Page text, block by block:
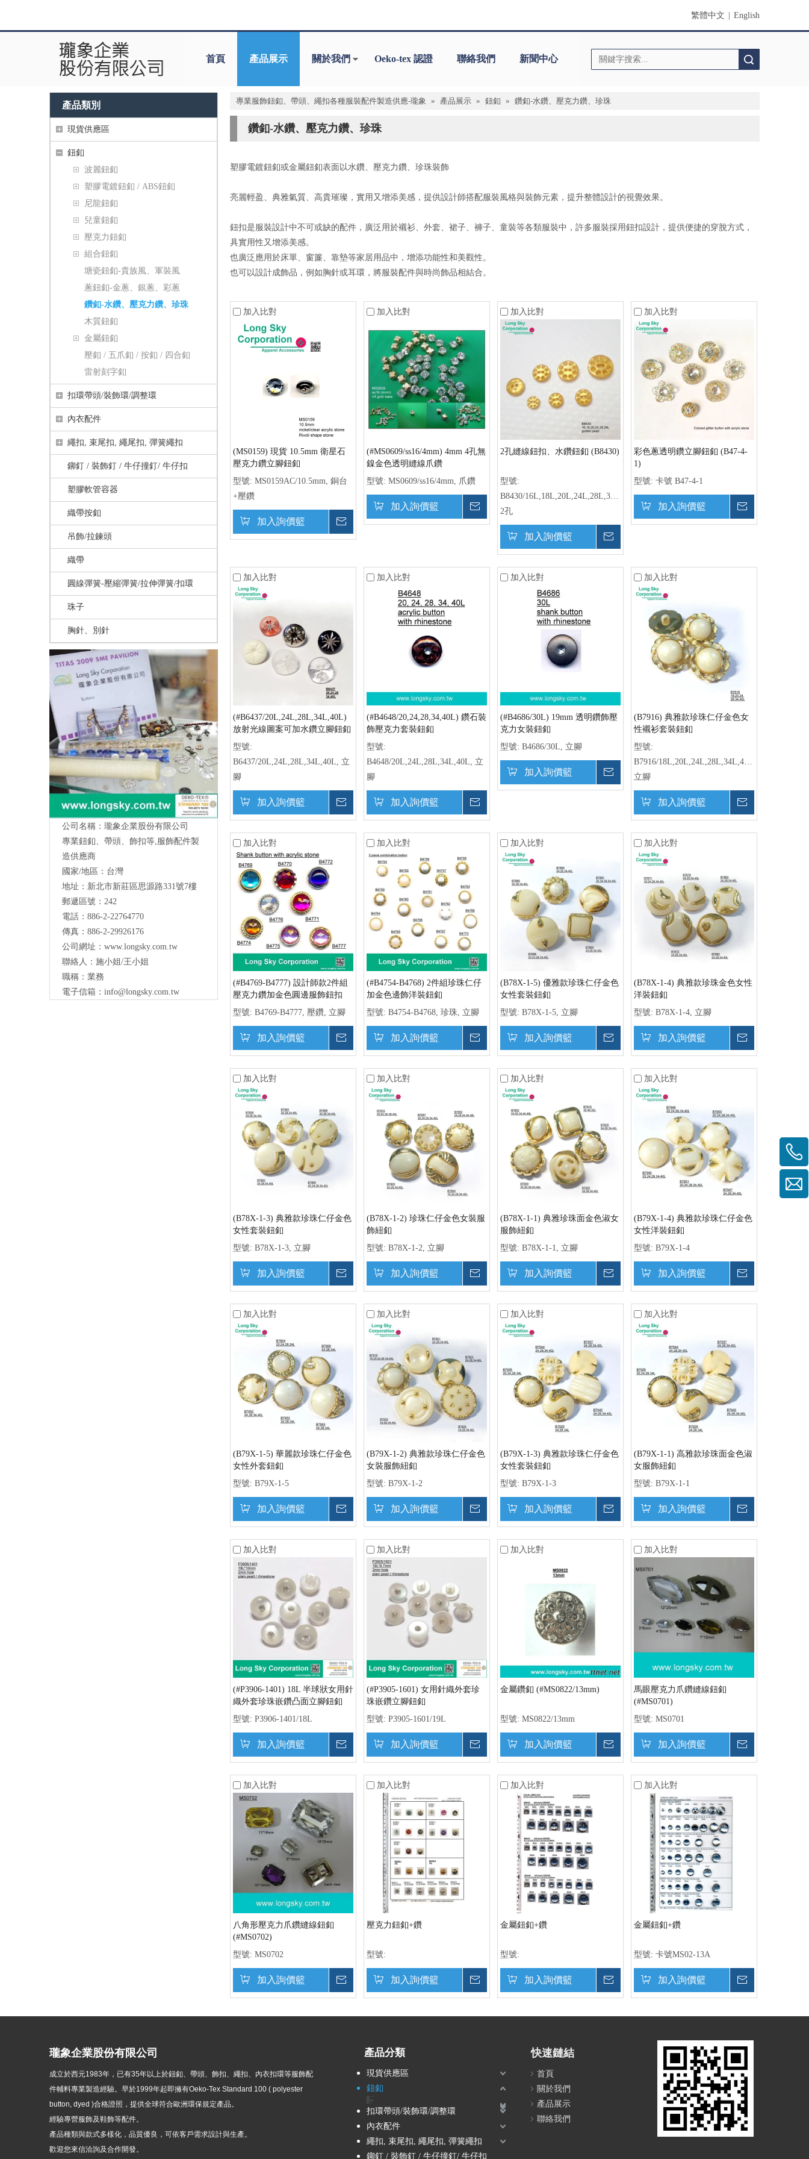
繁體中文 English
首頁 產品展示 關於我們 Oeko-tex 認證 聯絡我們 新聞中心
產品類別
現貨供應區
鈕釦
波麗鈕釦
塑膠電鍍鈕釦 / ABS鈕釦
尼龍鈕釦
兒童鈕釦
壓克力鈕釦
組合鈕釦
塘瓷鈕釦-貴族風、軍裝風
蔥鈕釦-金蔥、銀蔥、彩蔥
鑽釦-水鑽、壓克力鑽、珍珠
木質鈕釦
金屬鈕釦
壓釦 / 五爪釦 / 按釦 / 四合釦
雷射刻字釦
扣環帶頭/裝飾環/調整環
內衣配件
繩扣, 束尾扣, 繩尾扣, 彈簧繩扣
鉚釘 / 裝飾釘 / 牛仔撞釘/ 牛仔扣
塑膠軟管容器
織帶按釦
吊飾/拉鍊頭
織帶
圓線彈簧-壓縮彈簧/拉伸彈簧/扣環
珠子
胸針、別針
Long Sky- 服裝輔料、鈕扣、扣環、繩扣、
服飾配件製造供應
公司名稱：瓏象企業股份有限公司
專業鈕釦、帶頭、飾扣等,服飾配件製
造供應商
國家/地區：台灣
地址：新北市新莊區思源路331號7樓
郵遞區號：242
電話：886-2-22764770
傳真：886-2-29926176
公司網址： www.longsky.com.tw
聯絡人：施小姐/王小姐
職稱：業務
電子信箱： info@longsky.com.tw
專業服飾鈕釦、帶頭、繩扣各種服裝配件製造供應-瓏象 » 產品展示 » 鈕釦 » 鑽釦-水鑽、壓克力鑽、珍珠
鑽釦-水鑽、壓克力鑽、珍珠
塑膠電鍍鈕釦或金屬鈕釦表面以水鑽、壓克力鑽、珍珠裝飾
亮麗輕盈、典雅氣質、高貴璀璨，實用又增添美感，提供設計師搭配服裝風格與裝飾元素，提升整體設計的視覺效果。
鈕扣是服裝設計中不可或缺的配件，廣泛用於襯衫、外套、裙子、褲子、童裝等各類服裝中，許多服裝採用鈕扣設計，提供便捷的穿脫方式，
具實用性又增添美感。
也廣泛應用於床單、窗簾、靠墊等家居用品中，增添功能性和美觀性。
也可以設計成飾品，例如胸針或耳環，將服裝配件與時尚飾品相結合。
加入比對
(MS0159) 現貨 10.5mm 衛星石
壓克力鑽立腳鈕釦
型號: MS0159AC/10.5mm, 銅台
+壓鑽
加入詢價籃 詢價
加入比對
(#MS0609/ss16/4mm) 4mm 4孔無
鎳金色透明縫線爪鑽
型號: MS0609/ss16/4mm, 爪鑽
加入詢價籃 詢價
加入比對
2孔縫線鈕扣、水鑽鈕釦 (B8430)
型號:
B8430/16L,18L,20L,24L,28L,34L,
2孔
加入詢價籃
加入比對
彩色蔥透明鑽立腳鈕釦 (B47-4-
1)
型號: 卡號 B47-4-1
加入詢價籃
加入比對
(#B6437/20L,24L,28L,34L,40L)
放射光線圖案可加水鑽立腳鈕釦
型號:
B6437/20L,24L,28L,34L,40L, 立
腳
加入詢價籃
加入比對
(#B4648/20,24,28,34,40L) 鑽石裝
飾壓克力套裝鈕釦
型號:
B4648/20L,24L,28L,34L,40L, 立
腳
加入詢價籃
加入比對
(#B4686/30L) 19mm 透明鑽飾壓
克力女裝鈕釦
型號: B4686/30L, 立腳
加入詢價籃 詢價
加入比對
(B7916) 典雅款珍珠仁仔金色女
性襯衫套裝鈕釦
型號:
B7916/18L,20L,24L,28L,34L,40L,
立腳
加入詢價籃
加入比對
(#B4769-B4777) 設計師款2件組
壓克力鑽加金色圓邊服飾鈕扣
型號: B4769-B4777, 壓鑽, 立腳
加入詢價籃
加入比對
(#B4754-B4768) 2件組珍珠仁仔
加金色邊飾洋裝鈕釦
型號: B4754-B4768, 珍珠, 立腳
加入詢價籃
加入比對
(B78X-1-5) 優雅款珍珠仁仔金色
女性套裝鈕釦
型號: B78X-1-5, 立腳
加入詢價籃
加入比對
(B78X-1-4) 典雅款珍珠金色女性
洋裝鈕釦
型號: B78X-1-4, 立腳
加入詢價籃
加入比對
(B78X-1-3) 典雅款珍珠仁仔金色
女性套裝鈕釦
型號: B78X-1-3, 立腳
加入詢價籃
加入比對
(B78X-1-2) 珍珠仁仔金色女裝服
飾紐釦
型號: B78X-1-2, 立腳
加入詢價籃
加入比對
(B78X-1-1) 典雅珍珠面金色淑女
服飾紐釦
型號: B78X-1-1, 立腳
加入詢價籃
加入比對
(B79X-1-4) 典雅款珍珠仁仔金色
女性洋裝鈕釦
型號: B79X-1-4
加入詢價籃
加入比對
(B79X-1-5) 華麗款珍珠仁仔金色
女性外套鈕釦
型號: B79X-1-5
加入詢價籃
加入比對
(B79X-1-2) 典雅款珍珠仁仔金色
女裝服飾紐釦
型號: B79X-1-2
加入詢價籃
加入比對
(B79X-1-3) 典雅款珍珠仁仔金色
女性套裝鈕釦
型號: B79X-1-3
加入詢價籃
加入比對
(B79X-1-1) 高雅款珍珠面金色淑
女服飾紐釦
型號: B79X-1-1
加入詢價籃
加入比對
(#P3906-1401) 18L 半球狀女用針
織外套珍珠嵌鑽凸面立腳鈕釦
型號: P3906-1401/18L
加入詢價籃
加入比對
(#P3905-1601) 女用針織外套珍
珠嵌鑽立腳鈕釦
型號: P3905-1601/19L
加入詢價籃
加入比對
金屬鑽釦 (#MS0822/13mm)
型號: MS0822/13mm
加入詢價籃
加入比對
馬眼壓克力爪鑽縫線鈕釦
(#MS0701)
型號: MS0701
加入詢價籃
加入比對
八角形壓克力爪鑽縫線鈕釦
(#MS0702)
型號: MS0702
加入詢價籃
加入比對
壓克力鈕釦+鑽
型號:
加入詢價籃
加入比對
金屬鈕釦+鑽
型號:
加入詢價籃
加入比對
金屬鈕釦+鑽
型號: 卡號MS02-13A
加入詢價籃
瓏象企業股份有限公司
成立於西元1983年， 已有35年以上於鈕釦、帶頭、飾扣、繩扣、內衣扣環等服飾配
件輔料專業製造經驗。早於1999年起即擁有Oeko-Tex Standard 100 ( polyester
button, dyed )合格證照，提供全球符合歐洲環保規定產品。
經驗專營服飾及鞋飾等配件。
產品種類與款式多樣化，品質優良，可依客戶需求設計與生產。
歡迎您來信洽詢及合作開發。
產品分類
現貨供應區
鈕釦
扣環帶頭/裝飾環/調整環
內衣配件
繩扣, 束尾扣, 繩尾扣, 彈簧繩扣
鉚釘 / 裝飾釘 / 牛仔撞釘/ 牛仔扣
快速鏈結
首頁
關於我們
產品展示
聯絡我們